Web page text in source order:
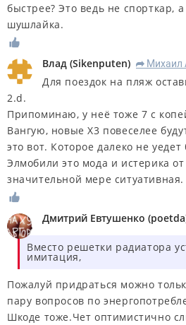
быстрее? Это ведь не спорткар,
шушлайка.
Влад (Sikenputen) R Михаил
Для поездок на пляж
2.d.
Припоминаю, у неё тоже 7 с
Вангую, новые Х3 повеселее
это вот. Которое далеко не уедет
Элмобили это мода и истерика
значительной мере
Дмитрий Евтушенко (poetda
Вместо решетки радиатора
имитация,
Пожалуй придраться можно
пару вопросов по
Шкоде тоже.Чет оптимистично